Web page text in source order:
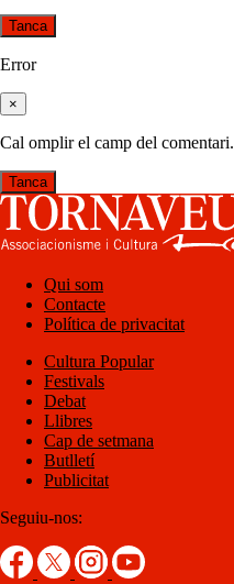
Tanca
Error
×
Cal omplir el camp del comentari.
Tanca
Qui som
Contacte
Política de privacitat
Cultura Popular
Festivals
Debat
Llibres
Cap de setmana
Butlletí
Publicitat
Seguiu-nos: